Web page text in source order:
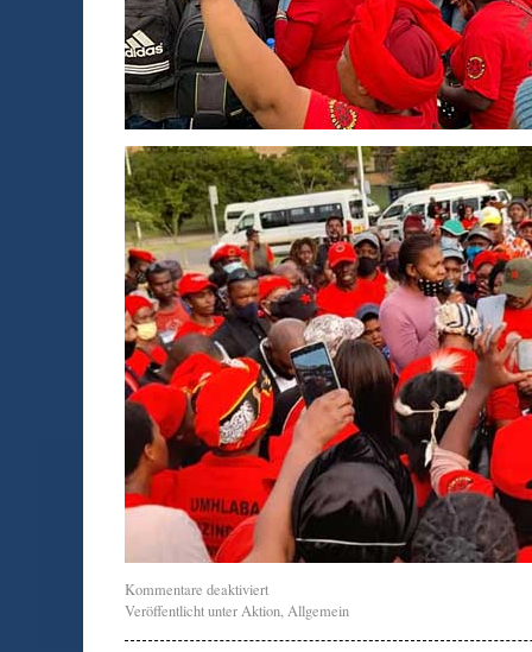
Kommentare deaktiviert
Veröffentlicht unterAktion,Allgemein